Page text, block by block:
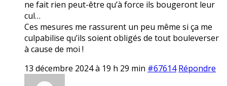
ne fait rien peut-être qu’à force ils bougeront leur
cul…
Ces mesures me rassurent un peu même si ça me
culpabilise qu’ils soient obligés de tout bouleverser
à cause de moi !
13 décembre 2024 à 19 h 29 min #67614 Répondre